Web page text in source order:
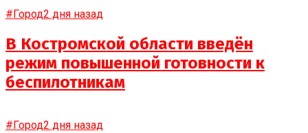
#Город2 дня назад
В Костромской области введён
режим повышенной готовности к
беспилотникам
#Город2 дня назад